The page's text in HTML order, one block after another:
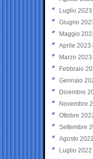
Luglio 2023
Giugno
Maggio
Aprile 2023
Marzo 2023
Febbraio
Gennaio
Dicembre
Novembre
Ottobre
Settembre
Agosto 2022
Luglio 2022